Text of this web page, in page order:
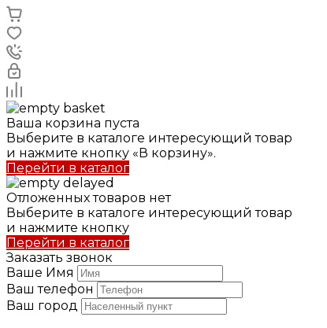
Ваша корзина пуста
Выберите в каталоге интересующий товар
и нажмите кнопку «В корзину».
Перейти в каталог
Отложенных товаров нет
Выберите в каталоге интересующий товар
и нажмите кнопку
Перейти в каталог
Заказать звонок
Ваше Имя
Ваш телефон
Ваш город